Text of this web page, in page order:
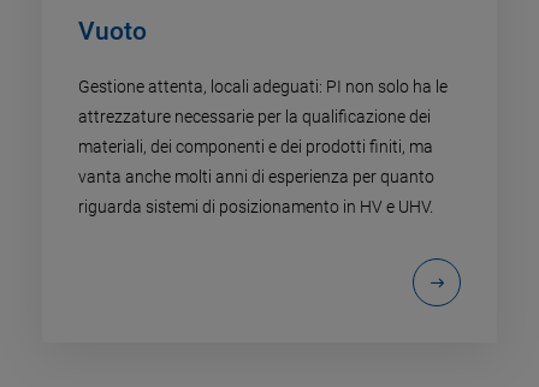
Vuoto
Gestione attenta, locali adeguati: PI non solo ha le
attrezzature necessarie per la qualificazione dei
materiali, dei componenti e dei prodotti finiti, ma
vanta anche molti anni di esperienza per quanto
riguarda sistemi di posizionamento in HV e UHV.